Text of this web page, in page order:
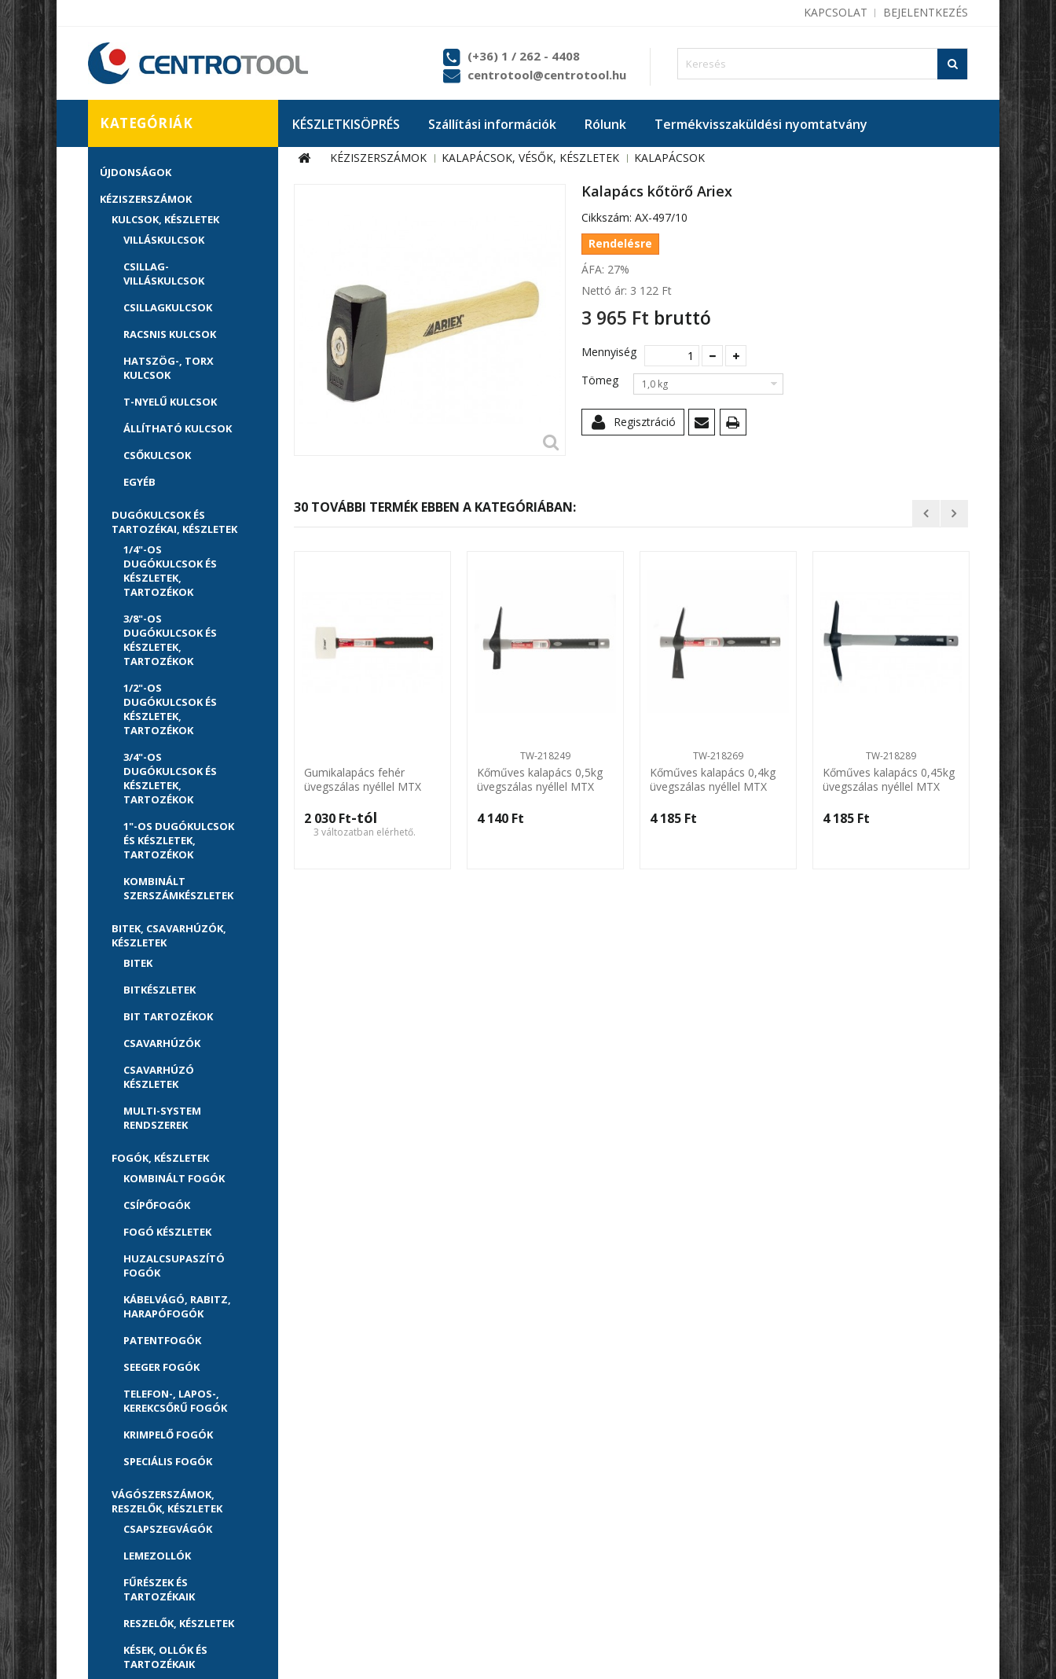
BEJELENTKEZÉS
KAPCSOLAT
(+36) 1 / 262 - 4408
centrotool@centrotool.hu
KÉSZLETKISÖPRÉS Szállítási információk Rólunk Termékvisszaküldési nyomtatvány
KATEGÓRIÁK
ÚJDONSÁGOK
KÉZISZERSZÁMOK
KULCSOK, KÉSZLETEK
VILLÁSKULCSOK
CSILLAG-
VILLÁSKULCSOK
CSILLAGKULCSOK
RACSNIS KULCSOK
HATSZÖG-, TORX
KULCSOK
T-NYELŰ KULCSOK
ÁLLÍTHATÓ KULCSOK
CSŐKULCSOK
EGYÉB
DUGÓKULCSOK ÉS
TARTOZÉKAI, KÉSZLETEK
1/4"-OS
DUGÓKULCSOK ÉS
KÉSZLETEK,
TARTOZÉKOK
3/8"-OS
DUGÓKULCSOK ÉS
KÉSZLETEK,
TARTOZÉKOK
1/2"-OS
DUGÓKULCSOK ÉS
KÉSZLETEK,
TARTOZÉKOK
3/4"-OS
DUGÓKULCSOK ÉS
KÉSZLETEK,
TARTOZÉKOK
1"-OS DUGÓKULCSOK
ÉS KÉSZLETEK,
TARTOZÉKOK
KOMBINÁLT
SZERSZÁMKÉSZLETEK
BITEK, CSAVARHÚZÓK,
KÉSZLETEK
BITEK
BITKÉSZLETEK
BIT TARTOZÉKOK
CSAVARHÚZÓK
CSAVARHÚZÓ
KÉSZLETEK
MULTI-SYSTEM
RENDSZEREK
FOGÓK, KÉSZLETEK
KOMBINÁLT FOGÓK
CSÍPŐFOGÓK
FOGÓ KÉSZLETEK
HUZALCSUPASZÍTÓ
FOGÓK
KÁBELVÁGÓ, RABITZ,
HARAPÓFOGÓK
PATENTFOGÓK
SEEGER FOGÓK
TELEFON-, LAPOS-,
KEREKCSŐRŰ FOGÓK
KRIMPELŐ FOGÓK
SPECIÁLIS FOGÓK
VÁGÓSZERSZÁMOK,
RESZELŐK, KÉSZLETEK
CSAPSZEGVÁGÓK
LEMEZOLLÓK
FŰRÉSZEK ÉS
TARTOZÉKAIK
RESZELŐK, KÉSZLETEK
KÉSEK, OLLÓK ÉS
TARTOZÉKAIK
KÉZISZERSZÁMOK KALAPÁCSOK, VÉSŐK, KÉSZLETEK KALAPÁCSOK
Kalapács kőtörő Ariex
Cikkszám: AX-497/10
Rendelésre
ÁFA: 27%
Nettó ár: 3 122 Ft‎
3 965 Ft‎ bruttó
Mennyiség
Tömeg
1,0 kg
Regisztráció
30 TOVÁBBI TERMÉK EBBEN A KATEGÓRIÁBAN:
Gumikalapács fehér
üvegszálas nyéllel MTX
2 030 Ft‎-tól
3 változatban elérhető.
TW-218249
Kőműves kalapács 0,5kg
üvegszálas nyéllel MTX
4 140 Ft‎
TW-218269
Kőműves kalapács 0,4kg
üvegszálas nyéllel MTX
4 185 Ft‎
TW-218289
Kőműves kalapács 0,45kg
üvegszálas nyéllel MTX
4 185 Ft‎
Ariex
5 340 Ft‎